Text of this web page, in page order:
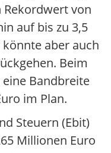
von
auf bis zu 3,5
aber auch
Beim
Bandbreite
im Plan.
Steuern (Ebit)
Millionen Euro